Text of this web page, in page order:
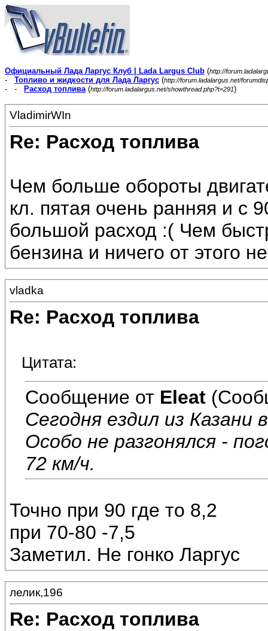
Официальный Лада Ларгус Клуб | Lada Largus Club (http://
- Топливо и жидкости для Лада Ларгус (http://forum.ladalargus.net/
- - Расход топлива(http://forum.ladalargus.net/showthread.php?t=291)
VladimirWIn
Re: Расход топлива
Чем больше обороты
кл. пятая очень ранняя и с
большой расход :( Чем
бензина и ничего от этого
vladka
Re: Расход топлива
Цитата:
Сообщение от Eleat
Сегодня ездил из Казани
Особо не разгонялся -
72 км/ч.
Точно при 90 где то 8,2
при 70-80 -7,5
Заметил. Не гонко Ларгус
лелик,196
Re: Расход топлива